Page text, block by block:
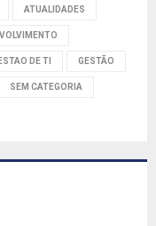
ATUALIDADES
DE TI GESTÃO
SEM CATEGORIA